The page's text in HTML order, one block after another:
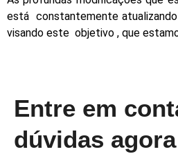
está constantemente
visando este objetivo , que
Entre em
dúvidas